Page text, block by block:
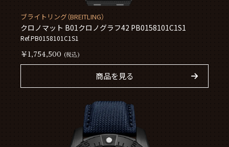
ブライトリング（BREITLING）
クロノマット B01クロノグラフ42 PB0158101C1S1
Ref.PB0158101C1S1
￥1,754,500 (税込)
商品を見る